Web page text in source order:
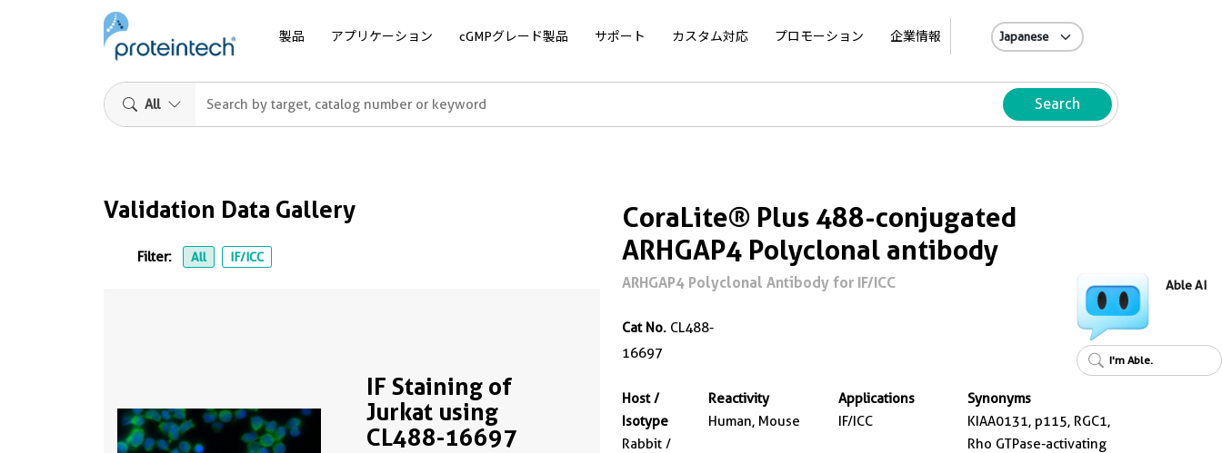
製品 アプリケーション cGMPグレード製品 サポート カスタム対応 プロモーション 企業情報
All Search
Validation Data Gallery
Filter: All IF/ICC
IF Staining of
Jurkat using
CL488-16697
CoraLite® Plus 488-conjugated
ARHGAP4 Polyclonal antibody
ARHGAP4 Polyclonal Antibody for IF/ICC
Cat No. CL488-
16697
Host /
Isotype
Rabbit /
Reactivity
Human, Mouse
Applications
IF/ICC
Synonyms
KIAA0131, p115, RGC1,
Rho GTPase-activating
Able AI
I'm Able.